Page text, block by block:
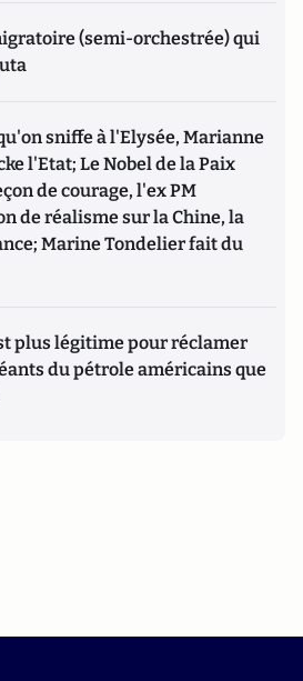
(semi-orchestrée) qui
sniffe à l'Elysée, Marianne
l'Etat; Le Nobel de la Paix
de courage, l'ex PM
de réalisme sur la Chine, la
Marine Tondelier fait du
plus légitime pour réclamer
du pétrole américains que